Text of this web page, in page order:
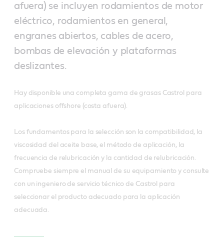
afuera) se incluyen rodamientos de motor
eléctrico, rodamientos en general,
engranes abiertos, cables de acero,
bombas de elevación y plataformas
deslizantes.
Hay disponible una completa gama de grasas Castrol para
aplicaciones offshore (costa afuera).
Los fundamentos para la selección son la compatibilidad, la
viscosidad del aceite base, el método de aplicación, la
frecuencia de relubricación y la cantidad de relubricación.
Compruebe siempre el manual de su equipamiento y consulte
con un ingeniero de servicio técnico de Castrol para
seleccionar el producto adecuado para la aplicación
adecuada.